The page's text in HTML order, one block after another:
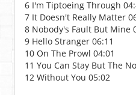
6 I'm Tiptoeing Through
7 It Doesn't Really Matter
8 Nobody's Fault But Mine
9 Hello Stranger 06:11
10 On The Prowl 04:01
11 You Can Stay But The
12 Without You 05:02